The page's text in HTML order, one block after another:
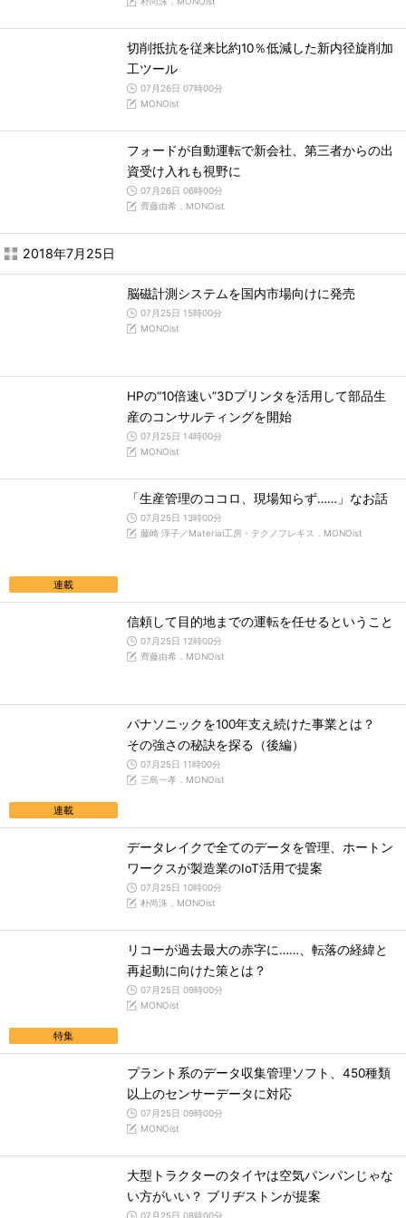
切削抵抗を従来比約10％低減した新内径旋削加
工ツール
07月26日 07時00分
MONOist
フォードが自動運転で新会社、第三者からの出
資受け入れも視野に
07月26日 06時00分
齊藤由希，MONOist
2018年7月25日
脳磁計測システムを国内市場向けに発売
07月25日 15時00分
MONOist
HPの“10倍速い”3Dプリンタを活用して部品生
産のコンサルティングを開始
07月25日 14時00分
MONOist
連載
「生産管理のココロ、現場知らず……」なお話
07月25日 13時00分
藤崎 淳子／Material工房・テクノフレキス，MONOist
信頼して目的地までの運転を任せるということ
07月25日 12時00分
齊藤由希，MONOist
連載
パナソニックを100年支え続けた事業とは？
その強さの秘訣を探る（後編）
07月25日 11時00分
三島一孝，MONOist
データレイクで全てのデータを管理、ホートン
ワークスが製造業のIoT活用で提案
07月25日 10時00分
朴尚洙，MONOist
特集
リコーが過去最大の赤字に……、転落の経緯と
再起動に向けた策とは？
07月25日 09時00分
MONOist
プラント系のデータ収集管理ソフト、450種類
以上のセンサーデータに対応
07月25日 09時00分
MONOist
大型トラクターのタイヤは空気パンパンじゃな
い方がいい？ ブリヂストンが提案
07月25日 08時00分